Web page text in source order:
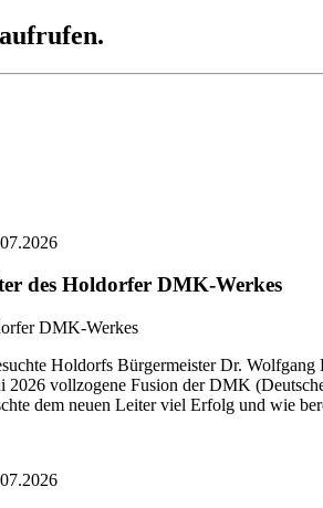
des Holdorfer DMK-Werkes
Holdorfs Bürgermeister Dr.
2026 vollzogene Fusion der DMK
dem neuen Leiter viel Erfolg und wie